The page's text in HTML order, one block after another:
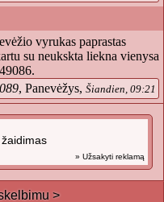
vyrukas paprastas
su neukskta liekna vienysa
, Panevėžys, Šiandien, 09:21
» Užsakyti reklamą
>